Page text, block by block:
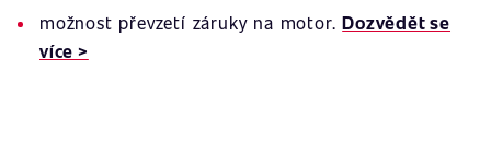
možnost převzetí záruky na motor.Dozvědět se
více >